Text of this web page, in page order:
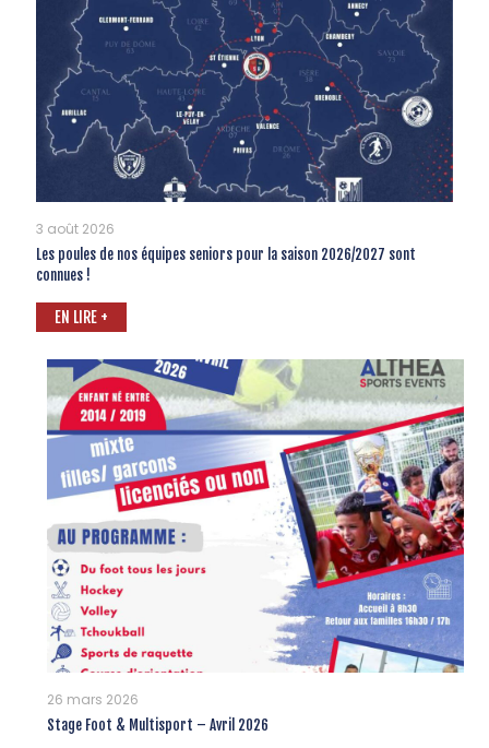
3 août 2026
Les poules de nos équipes seniors pour la saison 2026/2027 sont
connues !
EN LIRE +
26 mars 2026
Stage Foot & Multisport – Avril 2026